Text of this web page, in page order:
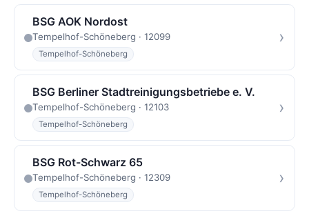
BSG AOK Nordost
Tempelhof-Schöneberg · 12099
Tempelhof-Schöneberg
›
BSG Berliner Stadtreinigungsbetriebe e. V.
Tempelhof-Schöneberg · 12103
Tempelhof-Schöneberg
›
BSG Rot-Schwarz 65
Tempelhof-Schöneberg · 12309
Tempelhof-Schöneberg
›